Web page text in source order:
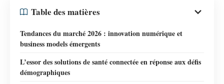
Table des matières
Tendances du marché 2026 : innovation numérique et
business models émergents
L’essor des solutions de santé connectée en réponse aux défis
démographiques